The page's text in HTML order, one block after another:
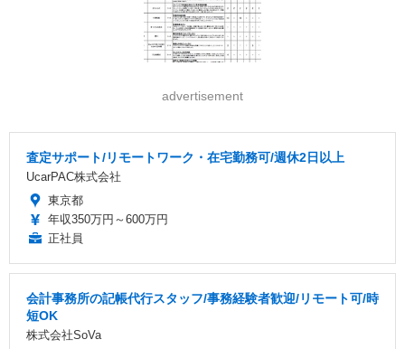
advertisement
査定サポート/リモートワーク・在宅勤務可/週休2日以上
UcarPAC株式会社
東京都
年収350万円～600万円
正社員
会計事務所の記帳代行スタッフ/事務経験者歓迎/リモート可/時
短OK
株式会社SoVa